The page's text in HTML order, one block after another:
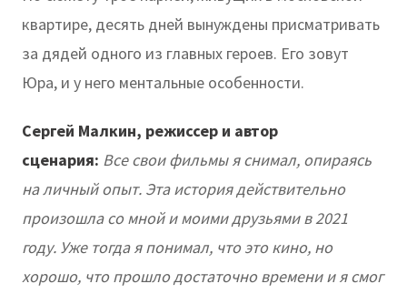
квартире, десять дней вынуждены присматривать
за дядей одного из главных героев. Его зовут
Юра, и у него ментальные особенности.
Сергей Малкин, режиссер и автор
сценария: Все свои фильмы я снимал, опираясь
на личный опыт. Эта история действительно
произошла со мной и моими друзьями в 2021
году. Уже тогда я понимал, что это кино, но
хорошо, что прошло достаточно времени и я смог